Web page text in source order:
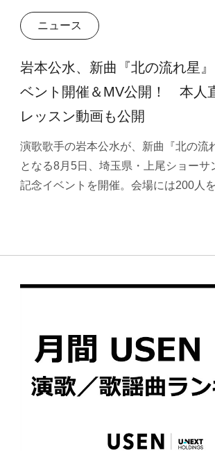
ニュース
岩本公水、新曲『北の流れ星
ベント開催＆MV公開！ 本人
レッスン動画も公開
演歌歌手の岩本公水が、新曲『北の流
となる8月5日、埼玉県・上尾ショーサ
記念イベントを開催。会場には200人